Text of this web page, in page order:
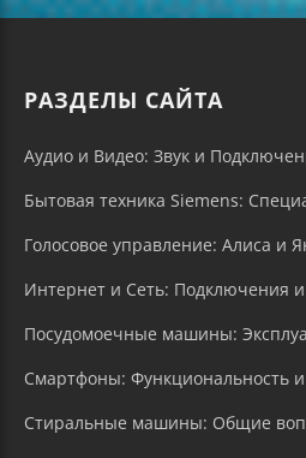
РАЗДЕЛЫ САЙТА
Аудио и Видео: Звук и
Бытовая техника Siemens:
Голосовое управление: Алиса и
Интернет и Сеть: Подключения
Посудомоечные машины:
Смартфоны: Функциональность
Стиральные машины: Общие